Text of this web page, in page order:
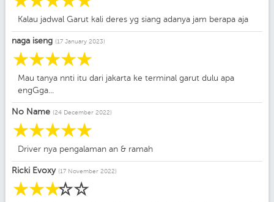
Kalau jadwal Garut kali deres yg siang adanya jam berapa aja
naga iseng (17 January 2023)
☆
☆
☆
☆
☆
Mau tanya nnti itu dari jakarta ke terminal garut dulu apa
engGga...
No Name (24 December 2022)
☆
☆
☆
☆
☆
Driver nya pengalaman an & ramah
Ricki Evoxy (17 November 2022)
☆
☆
☆
☆
☆